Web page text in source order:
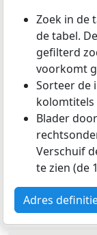
Zoek in de
de tabel.
gefilterd
voorkomt
Sorteer de
kolomtitels
Blader
Verschuif
te zien (de
Adres